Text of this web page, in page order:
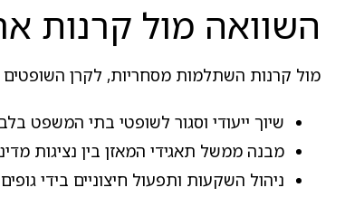
השוואה מול קרנות
מול קרנות השתלמות מסחריות, לקרן השופטים
שיוך ייעודי וסגור לשופטי בתי המשפט
מבנה ממשל תאגידי המאזן בין נציגות
ניהול השקעות ותפעול חיצוניים בידי